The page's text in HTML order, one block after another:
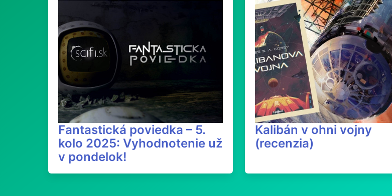
Fantastická poviedka – 5.
kolo 2025: Vyhodnotenie už
v pondelok!
Kalibán v ohni vojny
(recenzia)